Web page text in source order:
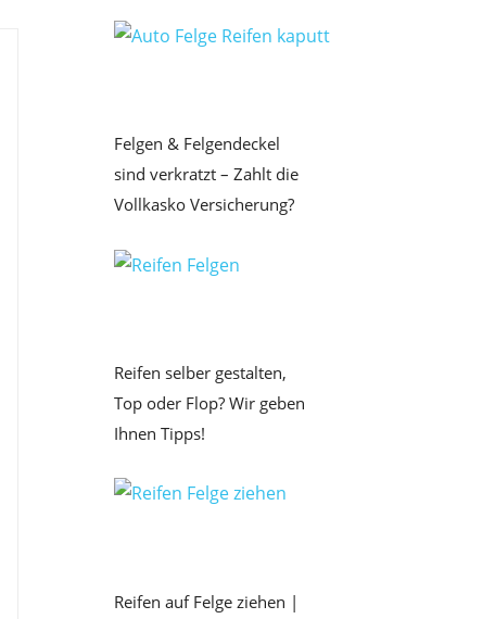
Felgen & Felgendeckel
sind verkratzt – Zahlt die
Vollkasko Versicherung?
Reifen selber gestalten,
Top oder Flop? Wir geben
Ihnen Tipps!
Reifen auf Felge ziehen |